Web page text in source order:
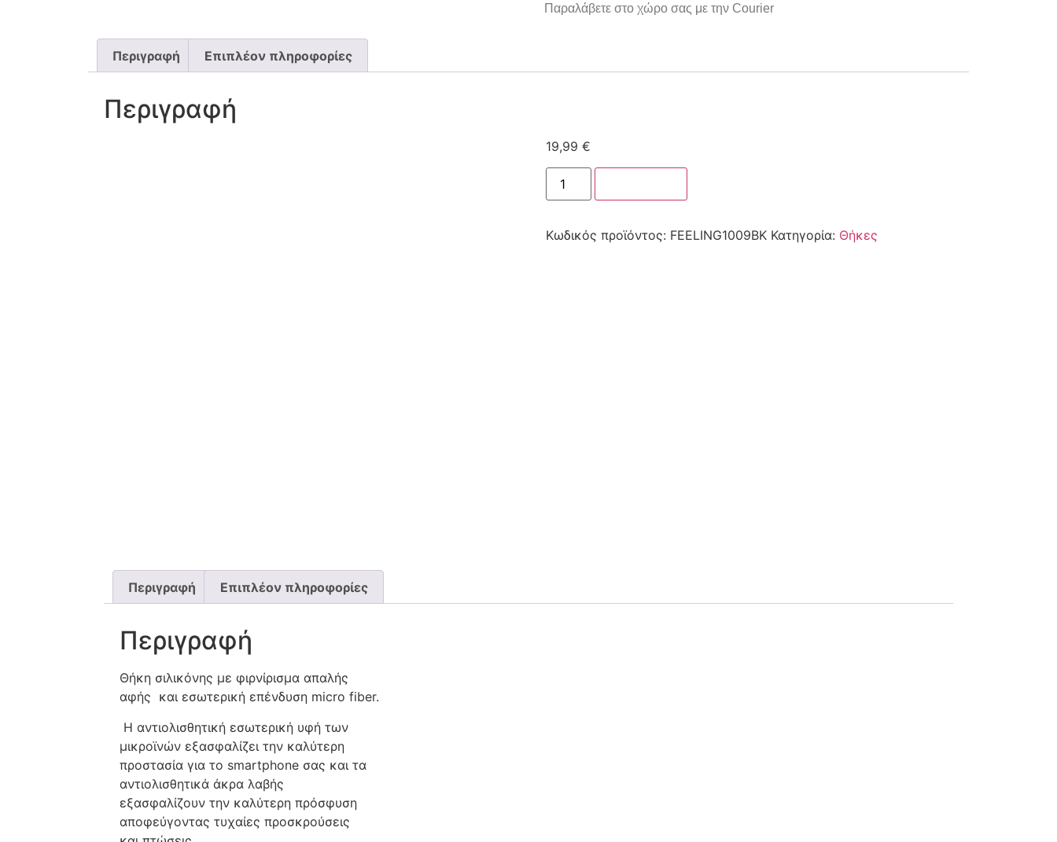
Παραλάβετε στο χώρο σας με την Courier
Περιγραφή Επιπλέον πληροφορίες
Περιγραφή
19,99 €
Κωδικός προϊόντος: FEELING1009BK Κατηγορία: Θήκες
Περιγραφή Επιπλέον πληροφορίες
Περιγραφή
Θήκη σιλικόνης με φιρνίρισμα απαλής
αφής και εσωτερική επένδυση micro fiber.
Η αντιολισθητική εσωτερική υφή των
μικροϊνών εξασφαλίζει την καλύτερη
προστασία για το smartphone σας και τα
αντιολισθητικά άκρα λαβής
εξασφαλίζουν την καλύτερη πρόσφυση
αποφεύγοντας τυχαίες προσκρούσεις